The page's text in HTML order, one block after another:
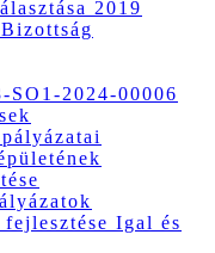
2019
SO1-2024-00006
Igal és